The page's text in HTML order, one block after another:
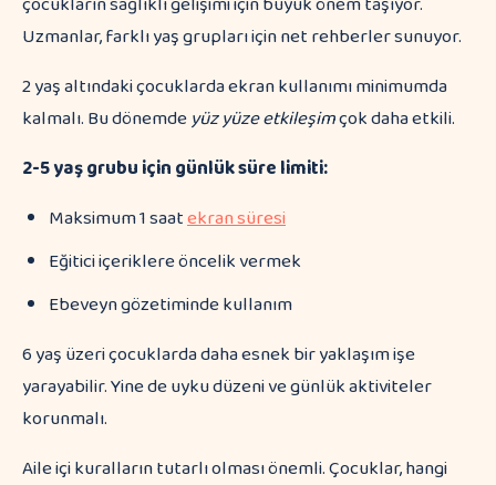
Uzmanlar, farklı yaş grupları için net rehberler sunuyor.
2 yaş altındaki çocuklarda ekran kullanımı minimumda
kalmalı. Bu dönemdeyüz yüze etkileşimçok daha etkili.
2-5 yaş grubu için günlük süre limiti:
Maksimum 1 saatekran süresi
Eğitici içeriklere öncelik vermek
Ebeveyn gözetiminde kullanım
6 yaş üzeri çocuklarda daha esnek bir yaklaşım işe
yarayabilir. Yine de uyku düzeni ve günlük aktiviteler
korunmalı.
Aile içi kuralların tutarlı olması önemli. Çocuklar, hangi